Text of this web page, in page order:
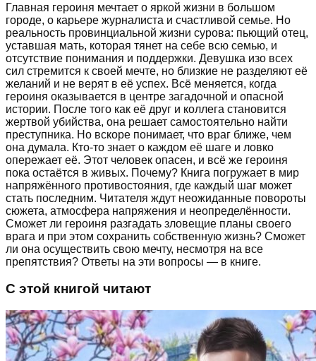
Главная героиня мечтает о яркой жизни в большом
городе, о карьере журналиста и счастливой семье. Но
реальность провинциальной жизни сурова: пьющий отец,
уставшая мать, которая тянет на себе всю семью, и
отсутствие понимания и поддержки. Девушка изо всех
сил стремится к своей мечте, но близкие не разделяют её
желаний и не верят в её успех. Всё меняется, когда
героиня оказывается в центре загадочной и опасной
истории. После того как её друг и коллега становится
жертвой убийства, она решает самостоятельно найти
преступника. Но вскоре понимает, что враг ближе, чем
она думала. Кто-то знает о каждом её шаге и ловко
опережает её. Этот человек опасен, и всё же героиня
пока остаётся в живых. Почему? Книга погружает в мир
напряжённого противостояния, где каждый шаг может
стать последним. Читателя ждут неожиданные повороты
сюжета, атмосфера напряжения и неопределённости.
Сможет ли героиня разгадать зловещие планы своего
врага и при этом сохранить собственную жизнь? Сможет
ли она осуществить свою мечту, несмотря на все
препятствия? Ответы на эти вопросы — в книге.
С этой книгой читают